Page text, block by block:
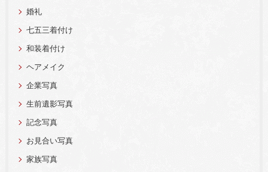
婚礼
七五三着付け
和装着付け
ヘアメイク
企業写真
生前遺影写真
記念写真
お見合い写真
家族写真